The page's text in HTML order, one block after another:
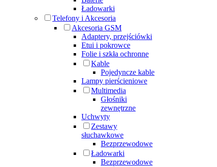
Ładowarki
Telefony i Akcesoria
Akcesoria GSM
Adaptery, przejściówki
Etui i pokrowce
Folie i szkła ochronne
Kable
Pojedyncze kable
Lampy pierścieniowe
Multimedia
Głośniki
zewnętrzne
Uchwyty
Zestawy
słuchawkowe
Bezprzewodowe
Ładowarki
Bezprzewodowe